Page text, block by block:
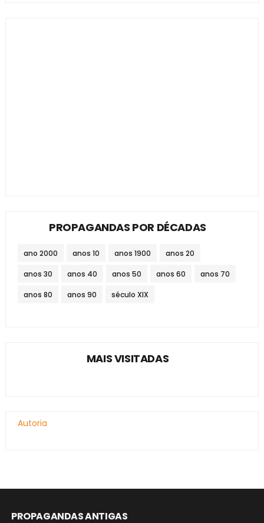
PROPAGANDAS POR DÉCADAS
ano 2000 anos 10 anos 1900 anos 20
anos 30 anos 40 anos 50 anos 60 anos 70
anos 80 anos 90 século XIX
MAIS VISITADAS
Autoria
PROPAGANDAS ANTIGAS